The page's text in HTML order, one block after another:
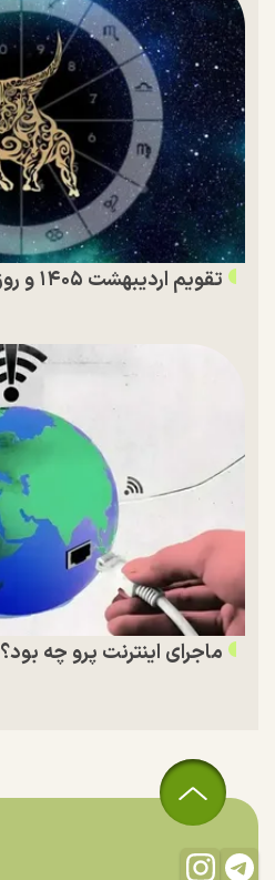
تقویم اردیبهشت ۱۴۰۵ و روز‌های تعطیل این ماه
ماجرای اینترنت پرو چه بود؟